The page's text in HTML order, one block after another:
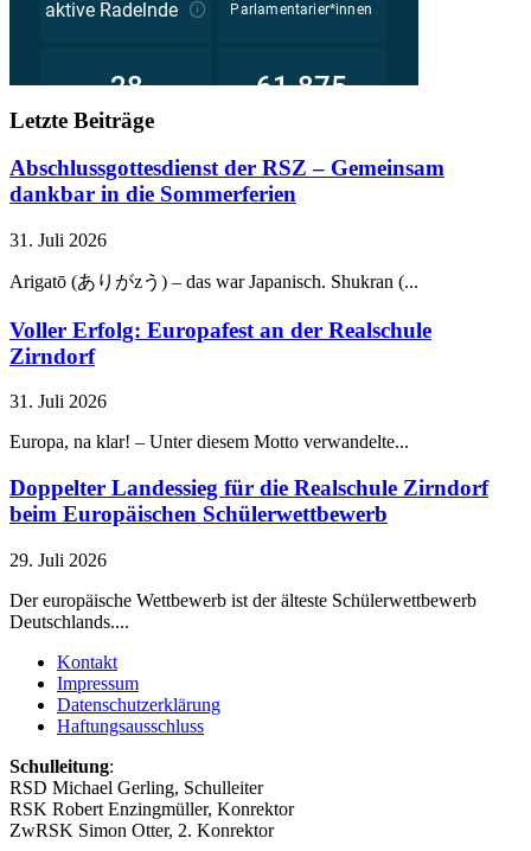
Letzte Beiträge
Abschlussgottesdienst der RSZ – Gemeinsam
dankbar in die Sommerferien
31. Juli 2026
Arigatō (ありがzう) – das war Japanisch. Shukran (...
Voller Erfolg: Europafest an der Realschule
Zirndorf
31. Juli 2026
Europa, na klar! – Unter diesem Motto verwandelte...
Doppelter Landessieg für die Realschule Zirndorf
beim Europäischen Schülerwettbewerb
29. Juli 2026
Der europäische Wettbewerb ist der älteste Schülerwettbewerb
Deutschlands....
Kontakt
Impressum
Datenschutzerklärung
Haftungsausschluss
Schulleitung:
RSD Michael Gerling, Schulleiter
RSK Robert Enzingmüller, Konrektor
ZwRSK Simon Otter, 2. Konrektor